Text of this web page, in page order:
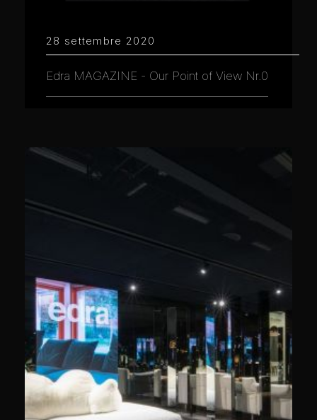
28 settembre 2020
Edra MAGAZINE - Our Point of View Nr.0